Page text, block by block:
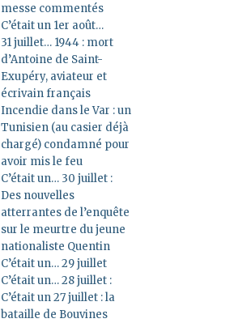
messe commentés
C’était un 1er août…
31 juillet… 1944 : mort
d’Antoine de Saint-
Exupéry, aviateur et
écrivain français
Incendie dans le Var : un
Tunisien (au casier déjà
chargé) condamné pour
avoir mis le feu
C’était un… 30 juillet :
Des nouvelles
atterrantes de l’enquête
sur le meurtre du jeune
nationaliste Quentin
C’était un… 29 juillet
C’était un… 28 juillet :
C’était un 27 juillet : la
bataille de Bouvines